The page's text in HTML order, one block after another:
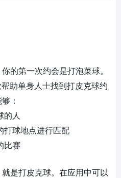
的第一次约会是打泡菜球。
助单身人士找到打皮克球约
：
的人
打球地点进行匹配
比赛
是打皮克球。在应用中可以